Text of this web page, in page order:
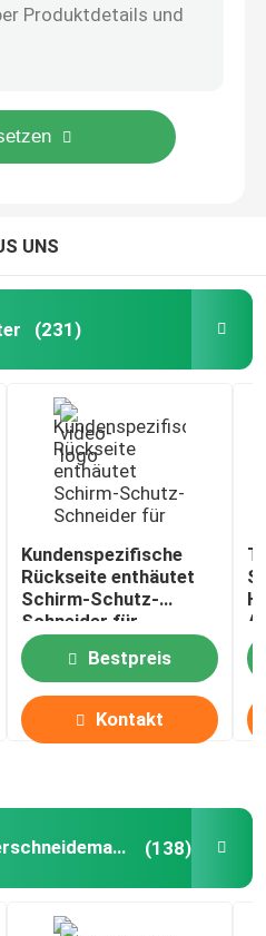
von Laptop-Hüllen
Anti-Fingerabdruck-Matte Soft Hydrogel Film Displayschutzfolie für Schneidemaschine
UNS
(231)
Kundenspezifische
Rückseite enthäutet
Schirm-Schutz-
Schneider für
Hydrogel-Film Apple-
Uhr-ultra 38mm
Bestpreis
Kontakt
Bildschirmschutz Laserschneidemaschine (138)